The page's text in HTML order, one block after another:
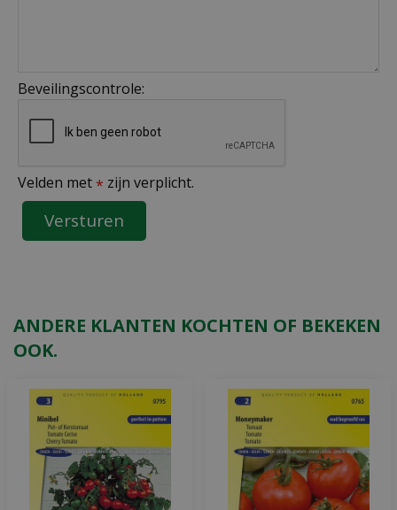
Beveilingscontrole:
Velden met * zijn verplicht.
ANDERE KLANTEN KOCHTEN OF BEKEKEN
OOK.